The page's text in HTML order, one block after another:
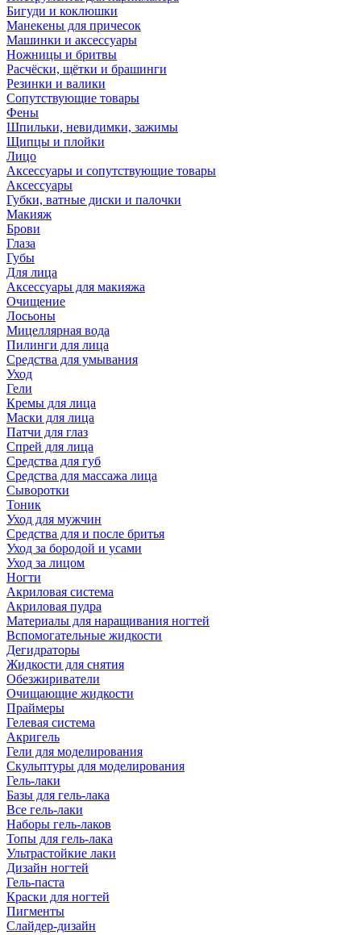
Бигуди и коклюшки
Манекены для причесок
Машинки и аксессуары
Ножницы и бритвы
Расчёски, щётки и брашинги
Резинки и валики
Сопутствующие товары
Фены
Шпильки, невидимки, зажимы
Щипцы и плойки
Лицо
Аксессуары и сопутствующие товары
Аксессуары
Губки, ватные диски и палочки
Макияж
Брови
Глаза
Губы
Для лица
Аксессуары для макияжа
Очищение
Лосьоны
Мицеллярная вода
Пилинги для лица
Средства для умывания
Уход
Гели
Кремы для лица
Маски для лица
Патчи для глаз
Спрей для лица
Средства для губ
Средства для массажа лица
Сыворотки
Тоник
Уход для мужчин
Средства для и после бритья
Уход за бородой и усами
Уход за лицом
Ногти
Акриловая система
Акриловая пудра
Материалы для наращивания ногтей
Вспомогательные жидкости
Дегидраторы
Жидкости для снятия
Обезжириватели
Очищающие жидкости
Праймеры
Гелевая система
Акригель
Гели для моделирования
Скульптуры для моделирования
Гель-лаки
Базы для гель-лака
Все гель-лаки
Наборы гель-лаков
Топы для гель-лака
Ультрастойкие лаки
Дизайн ногтей
Гель-паста
Краски для ногтей
Пигменты
Слайдер-дизайн